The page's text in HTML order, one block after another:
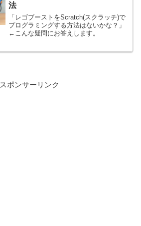
法
「レゴブーストをScratch(スクラッチ)で
プログラミングする方法はないかな？」
←こんな疑問にお答えします。
スポンサーリンク